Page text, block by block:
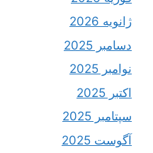
ژانویه 2026
دسامبر 2025
نوامبر 2025
اکتبر 2025
سپتامبر 2025
آگوست 2025